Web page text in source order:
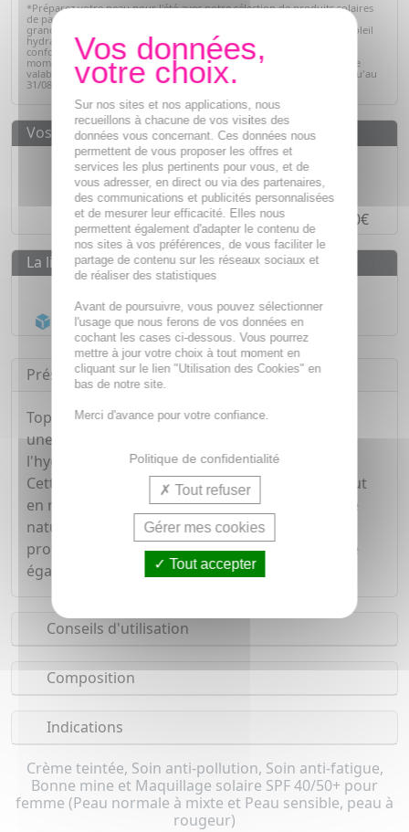
*Préparez votre peau pour l'été avec notre sélection de produits solaires
de parapharmacie. Profitez d'offres exceptionnelles sur des soins de
grandes marques : protections solaires pour toute la famille, après-soleil
hydratants et soins adaptés à chaque type de peau. Alliez efficacité,
confort et sécurité tout en bénéficiant de prix avantageux. C'est le
moment idéal pour faire le plein de vos indispensables solaires ! Offre
valable sur articles signalés, dans la limite des stocks disponibles jusqu'au
31/08/2026.Voir la sélection
Vos avantages
Des prixIMBATTABLES
Paiement en ligneSÉCURISÉ
Paiement en4 fois sans fraisà partir de 30€
La livraison
Acheminement Chronoposten 24h*
Présentation
Topicrem Hydra+ Crème Teintée Éclat SPF50 est
une crème teintée, spécialement formulée pour
l'hydratation des peaux sensibles.
Cette crème teintée permet d'unifier le teint, tout
en réveillant son éclat pour un effet bonne mine
naturel et immédiat. Grâce à son filtre SPF50, il
protège votre peau des rayons UV, et la protège
également de la pollution.
Conseils d'utilisation
Composition
Indications
Crème teintée, Soin anti-pollution, Soin anti-fatigue,
Bonne mine et Maquillage solaire SPF 40/50+ pour
femme (Peau normale à mixte et Peau sensible, peau à
rougeur)
Sur nos sites et nos applications, nous
recueillons à chacune de vos visites des
données vous concernant. Ces données nous
permettent de vous proposer les offres et
services les plus pertinents pour vous, et de
vous adresser, en direct ou via des partenaires,
des communications et publicités personnalisées
et de mesurer leur efficacité. Elles nous
permettent également d'adapter le contenu de
nos sites à vos préférences, de vous faciliter le
partage de contenu sur les réseaux sociaux et
de réaliser des statistiques
Avant de poursuivre, vous pouvez sélectionner
l'usage que nous ferons de vos données en
cochant les cases ci-dessous. Vous pourrez
mettre à jour votre choix à tout moment en
cliquant sur le lien "Utilisation des Cookies" en
bas de notre site.
Merci d'avance pour votre confiance.
Politique de confidentialité
Tout refuser
Gérer mes cookies
Tout accepter